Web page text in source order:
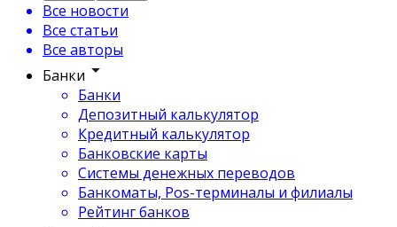
Все новости
Все статьи
Все авторы
Банки
Банки
Депозитный калькулятор
Кредитный калькулятор
Банковские карты
Системы денежных переводов
Банкоматы, Pos-терминалы и филиалы
Рейтинг банков